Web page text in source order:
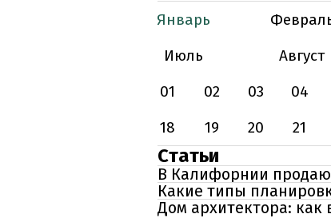
Январь
Июль
Август
01
02 03 04
18
19 20 21
Статьи
В Калифорнии
Какие типы
Дом архитектора: как